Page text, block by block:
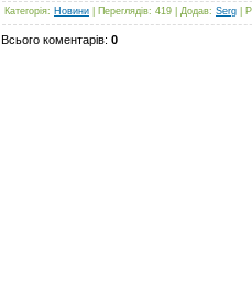
Категорія: Новини Переглядів: 419 | Додав: Serg
Всього коментарів: 0